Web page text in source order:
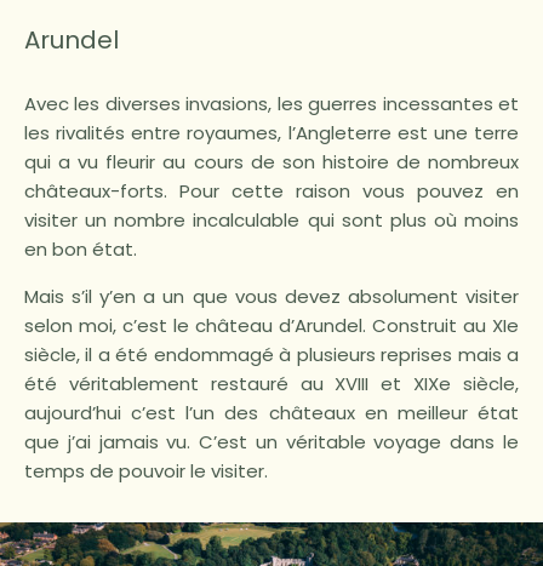
Arundel
Avec les diverses invasions, les guerres incessantes et
les rivalités entre royaumes, l’Angleterre est une terre
qui a vu fleurir au cours de son histoire de nombreux
châteaux-forts. Pour cette raison vous pouvez en
visiter un nombre incalculable qui sont plus où moins
en bon état.
Mais s’il y’en a un que vous devez absolument visiter
selon moi, c’est le château d’Arundel. Construit au XIe
siècle, il a été endommagé à plusieurs reprises mais a
été véritablement restauré au XVIII et XIXe siècle,
aujourd’hui c’est l’un des châteaux en meilleur état
que j’ai jamais vu. C’est un véritable voyage dans le
temps de pouvoir le visiter.